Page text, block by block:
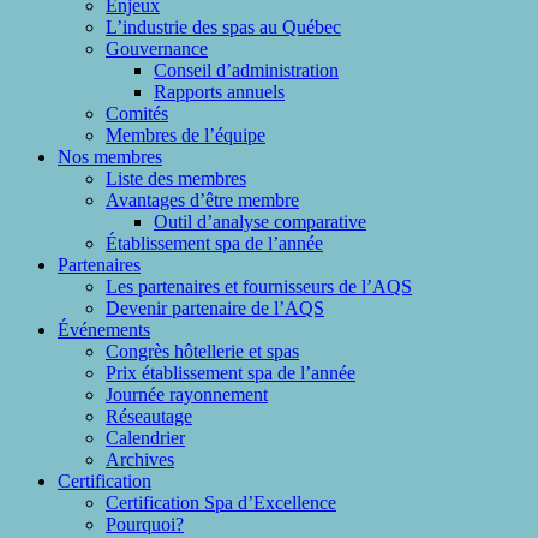
Enjeux
L’industrie des spas au Québec
Gouvernance
Conseil d’administration
Rapports annuels
Comités
Membres de l’équipe
Nos membres
Liste des membres
Avantages d’être membre
Outil d’analyse comparative
Établissement spa de l’année
Partenaires
Les partenaires et fournisseurs de l’AQS
Devenir partenaire de l’AQS
Événements
Congrès hôtellerie et spas
Prix établissement spa de l’année
Journée rayonnement
Réseautage
Calendrier
Archives
Certification
Certification Spa d’Excellence
Pourquoi?